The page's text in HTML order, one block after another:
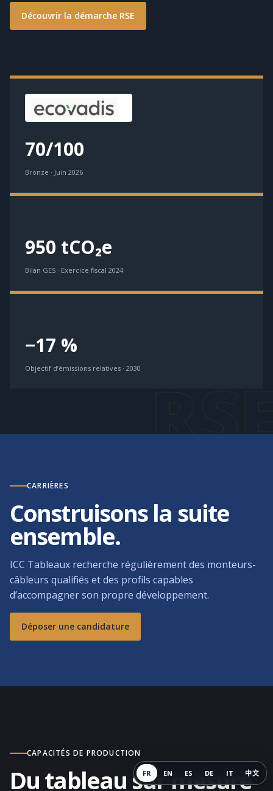
Découvrir la démarche RSE
70/100
Bronze · Juin 2026
950 tCO₂e
Bilan GES · Exercice fiscal 2024
−17 %
Objectif d’émissions relatives · 2030
CARRIÈRES
Construisons la suite
ensemble.
ICC Tableaux recherche régulièrement des monteurs-
câbleurs qualifiés et des profils capables
d’accompagner son propre développement.
Déposer une candidature
CAPACITÉS DE PRODUCTION
Du tableau sur mesure
FR EN ES DE IT 中文